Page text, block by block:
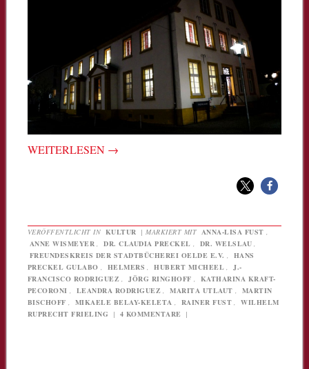
WEITERLESEN →
VERÖFFENTLICHT IN KULTUR |MARKIERT MIT ANNA-LISA FUST ,
ANNE WISMEYER , DR. CLAUDIA PRECKEL , DR. WELSLAU ,
FREUNDESKREIS DER STADTBÜCHEREI OELDE E.V. ,
HANS
PRECKEL GULABO , HELMERS , HUBERT MICHEEL ,
J.-
FRANCISCO RODRIGUEZ , JÖRG RINGHOFF ,
KATHARINA KRAFT-
PECORONI , LEANDRA RODRIGUEZ , MARITA UTLAUT ,
MARTIN
BISCHOFF , MIKAELE BELAY-KELETA , RAINER FUST ,
WILHELM
RUPRECHT FRIELING
| 4 KOMMENTARE |